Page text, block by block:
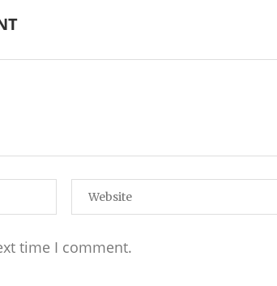
time I comment.